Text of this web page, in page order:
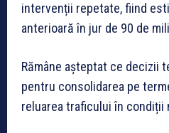
intervenții repetate, fiind
anterioară în jur de 90 de
Rămâne așteptat ce decizii
pentru consolidarea pe
reluarea traficului în condiții